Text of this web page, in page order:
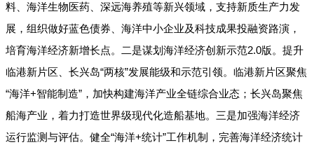
料、海洋生物医药、深远海养殖等新兴领域，支持新质生产力发
展，组织做好蓝色债券、海洋中小企业及科技成果投融资路演，
培育海洋经济新增长点。二是谋划海洋经济创新示范2.0版。提升
临港新片区、长兴岛“两核”发展能级和示范引领。临港新片区聚焦
“海洋+智能制造”，加快构建海洋产业全链综合业态；长兴岛聚焦
船海产业，着力打造世界级现代化造船基地。三是加强海洋经济
运行监测与评估。健全“海洋+统计”工作机制，完善海洋经济统计